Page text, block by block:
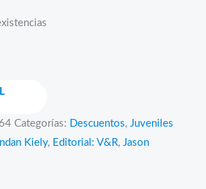
Categorías: Descuentos, Juveniles
Kiely, Editorial: V&R, Jason